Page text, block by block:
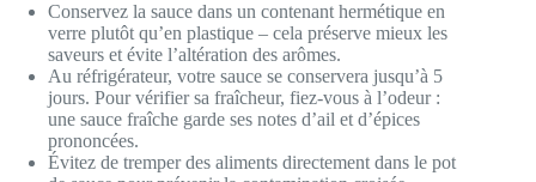
Conservez la sauce dans un contenant hermétique en
verre plutôt qu’en plastique – cela préserve mieux les
saveurs et évite l’altération des arômes.
Au réfrigérateur, votre sauce se conservera jusqu’à 5
jours. Pour vérifier sa fraîcheur, fiez-vous à l’odeur :
une sauce fraîche garde ses notes d’ail et d’épices
prononcées.
Évitez de tremper des aliments directement dans le pot